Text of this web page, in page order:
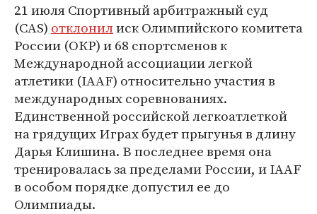
21 июля Спортивный арбитражный суд
(CAS) отклонилиск Олимпийского комитета
России (ОКР) и 68 спортсменов к
Международной ассоциации легкой
атлетики (IAAF) относительно участия в
международных соревнованиях.
Единственной российской легкоатлеткой
на грядущих Играх будет прыгунья в длину
Дарья Клишина. В последнее время она
тренировалась за пределами России, и IAAF
в особом порядке допустил ее до
Олимпиады.